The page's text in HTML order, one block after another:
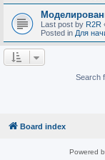
Last post by R2R
Posted in Для
Search
Board index
Powered